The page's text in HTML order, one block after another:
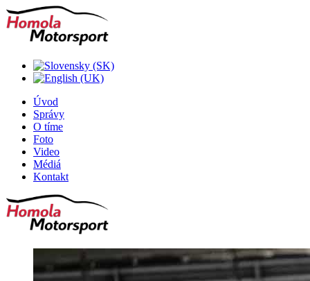
Úvod
Správy
O tíme
Foto
Video
Médiá
Kontakt